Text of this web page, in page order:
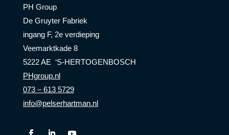
PH Group
De Gruyter Fabriek
ingang F, 2e verdieping
Veemarktkade 8
5222 AE ‘S-HERTOGENBOSCH
PHgroup.nl
073 – 613 5729
info@pelserhartman.nl